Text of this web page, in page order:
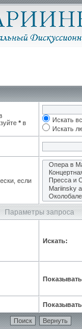
* в
Искать
Искать
если
Параметры запроса
Искать: